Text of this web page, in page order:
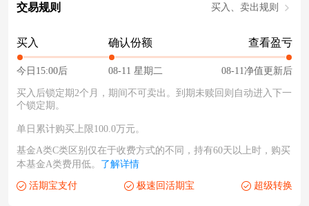
交易规则 买入、卖出规则
买入
今日15:00后
确认份额
08-11 星期二
查看盈亏
08-11净值更新后
买入后锁定期2个月，期间不可卖出。到期未赎回则自动进入下一
个锁定期。
单日累计购买上限100.0万元。
基金A类C类区别仅在于收费方式的不同，持有60天以上时，购买
本基金A类费用低。 了解详情
活期宝支付 极速回活期宝 超级转换